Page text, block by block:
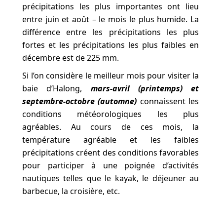
précipitations les plus importantes ont lieu
entre juin et août – le mois le plus humide. La
différence entre les précipitations les plus
fortes et les précipitations les plus faibles en
décembre est de 225 mm.
Si l’on considère le meilleur mois pour visiter la
baie d’Halong, mars-avril (printemps) et
septembre-octobre (automne) connaissent les
conditions météorologiques les plus
agréables. Au cours de ces mois, la
température agréable et les faibles
précipitations créent des conditions favorables
pour participer à une poignée d’activités
nautiques telles que le kayak, le déjeuner au
barbecue, la croisière, etc.